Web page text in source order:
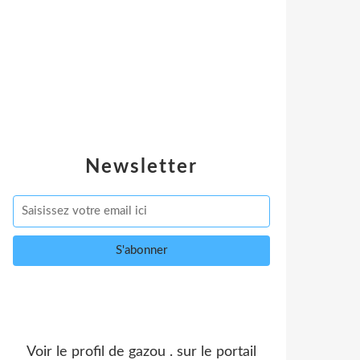
Newsletter
Voir le profil de gazou . sur le portail